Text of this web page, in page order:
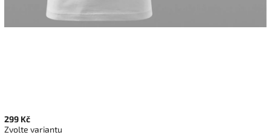
299 Kč
Zvolte variantu